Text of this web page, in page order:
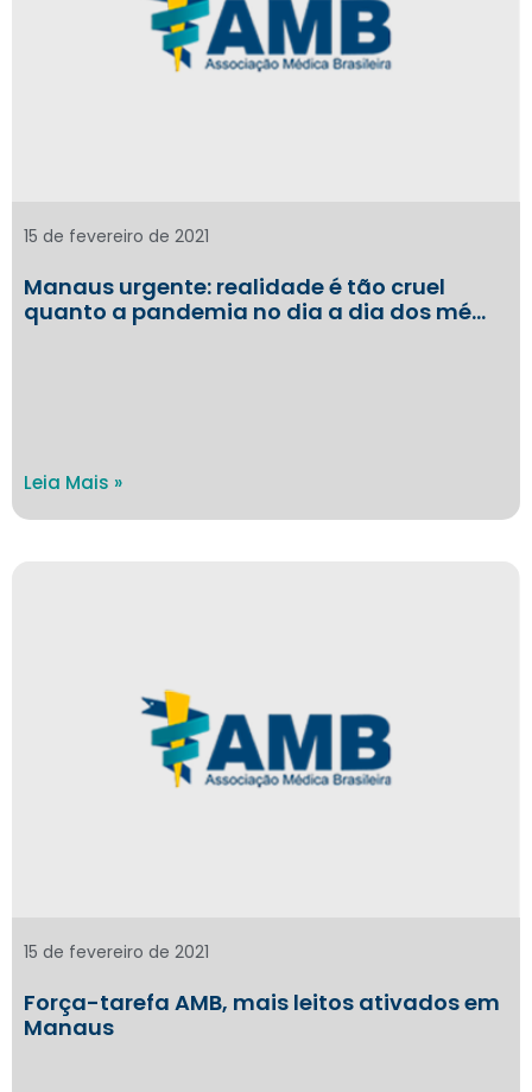
Manaus urgente: realidade é tão cruel
quanto a pandemia no dia a dia dos mé…
15 de fevereiro de 2021
Leia Mais »
Força-tarefa AMB, mais leitos ativados em
Manaus
15 de fevereiro de 2021